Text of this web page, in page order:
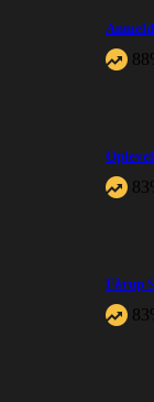
Fårup